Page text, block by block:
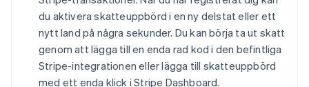
du aktivera skatteuppbörd i en ny delstat eller ett
nytt land på några sekunder. Du kan börja ta ut skatt
genom att lägga till en enda rad kod i den befintliga
Stripe-integrationen eller lägga till skatteuppbörd
med ett enda klick i Stripe Dashboard.